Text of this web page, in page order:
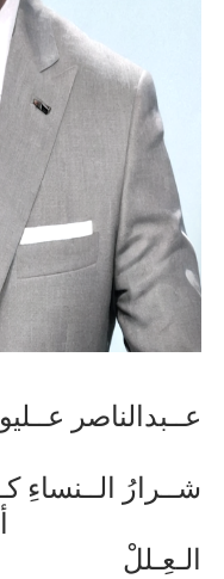
عــبدالناصر
شــرارُ الــنساءِ
أســاسُ
الـعِـللْ